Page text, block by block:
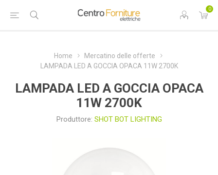
0
Home
Mercatino delle offerte
LAMPADA LED A GOCCIA OPACA 11W 2700K
LAMPADA LED A GOCCIA OPACA
11W 2700K
Produttore: SHOT BOT LIGHTING